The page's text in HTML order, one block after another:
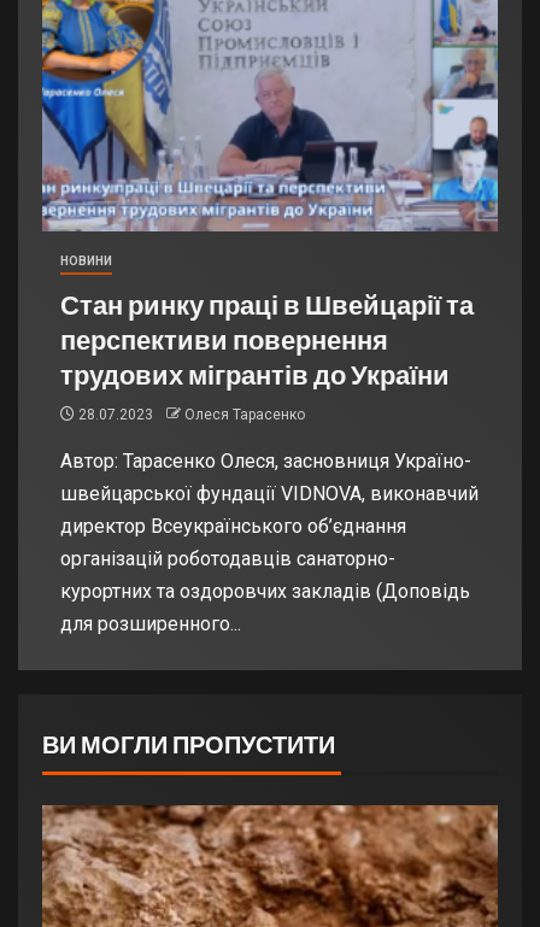
НОВИНИ
Стан ринку праці в Швейцарії та
перспективи повернення
трудових мігрантів до України
28.07.2023 Олеся Тарасенко
Автор: Тарасенко Олеся, засновниця Україно-
швейцарської фундації VIDNOVA, виконавчий
директор Всеукраїнського об’єднання
організацій роботодавців санаторно-
курортних та оздоровчих закладів (Доповідь
для розширенного...
ВИ МОГЛИ ПРОПУСТИТИ